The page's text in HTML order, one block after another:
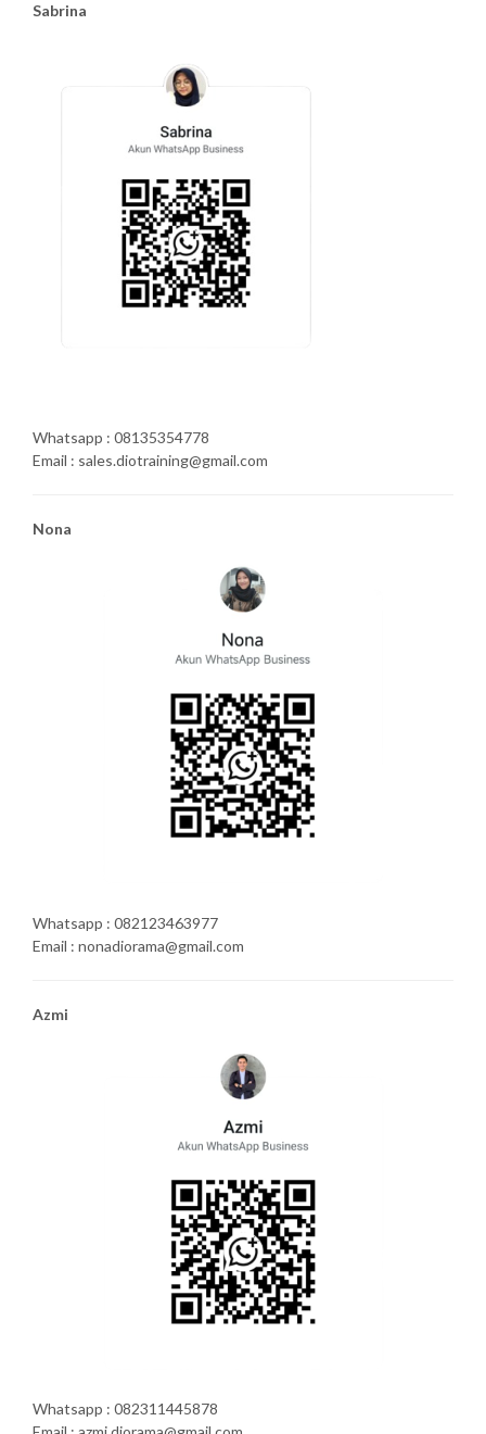
Sabrina
Whatsapp : 08135354778
Email : sales.diotraining@gmail.com
Nona
Whatsapp : 082123463977
Email : nonadiorama@gmail.com
Azmi
Whatsapp : 082311445878